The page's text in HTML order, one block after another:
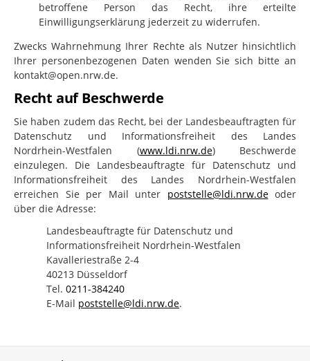
betroffene Person das Recht, ihre erteilte
Einwilligungserklärung jederzeit zu widerrufen.
Zwecks Wahrnehmung Ihrer Rechte als Nutzer hinsichtlich
Ihrer personenbezogenen Daten wenden Sie sich bitte an
kontakt@open.nrw.de.
Recht auf Beschwerde
Sie haben zudem das Recht, bei der Landesbeauftragten für
Datenschutz und Informationsfreiheit des Landes
Nordrhein-Westfalen (www.ldi.nrw.de) Beschwerde
einzulegen. Die Landesbeauftragte für Datenschutz und
Informationsfreiheit des Landes Nordrhein-Westfalen
erreichen Sie per Mail unter poststelle@ldi.nrw.deoder
über die Adresse:
Landesbeauftragte für Datenschutz und
Informationsfreiheit Nordrhein-Westfalen
Kavalleriestraße 2-4
40213 Düsseldorf
Tel. 0211-384240
E-Mail poststelle@ldi.nrw.de.